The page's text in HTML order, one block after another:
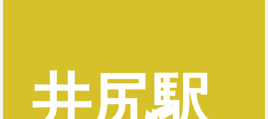
井尻駅